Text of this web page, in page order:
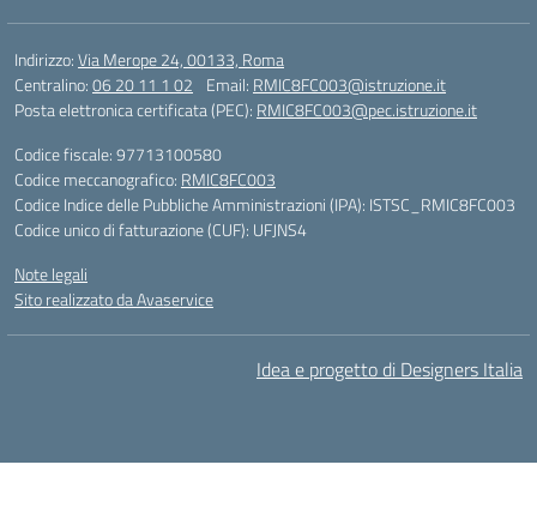
Indirizzo:Via Merope 24, 00133, Roma
Centralino:06 20 11 1 02 Email: RMIC8FC003@istruzione.it
Posta elettronica certificata (PEC): RMIC8FC003@pec.istruzione.it
Codice fiscale: 97713100580
Codice meccanografico: RMIC8FC003
Codice Indice delle Pubbliche Amministrazioni (IPA): ISTSC_RMIC8FC003
Codice unico di fatturazione (CUF): UFJNS4
Note legali
Sito realizzato da Avaservice
Idea e progetto di Designers Italia